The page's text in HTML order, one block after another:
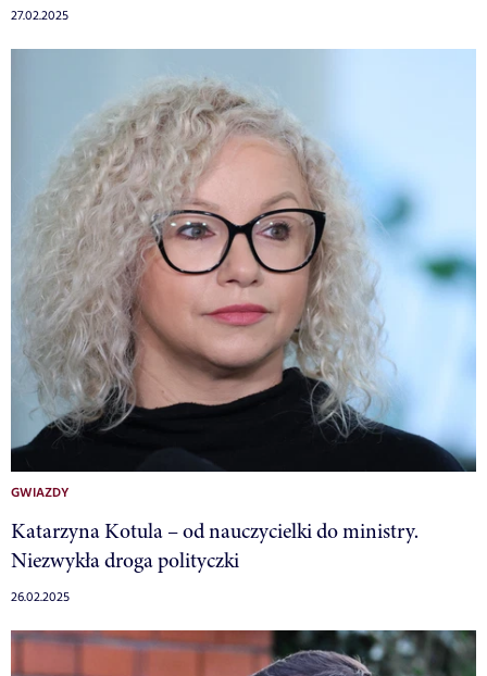
27.02.2025
GWIAZDY
Katarzyna Kotula – od nauczycielki do ministry.
Niezwykła droga polityczki
26.02.2025